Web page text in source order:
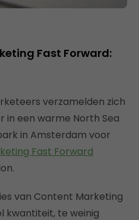
Fast Forward:
verzamelden zich
in een warme North Sea
in Amsterdam voor
Fast Forward
van Content Marketing
kwantiteit, te weinig